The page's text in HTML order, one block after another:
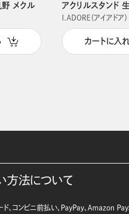
野 メクル アクリルスタンド
I.ADORE（アイアドア）
カートに入
方法について
ド、コンビニ前払い、PayPay、Amazon